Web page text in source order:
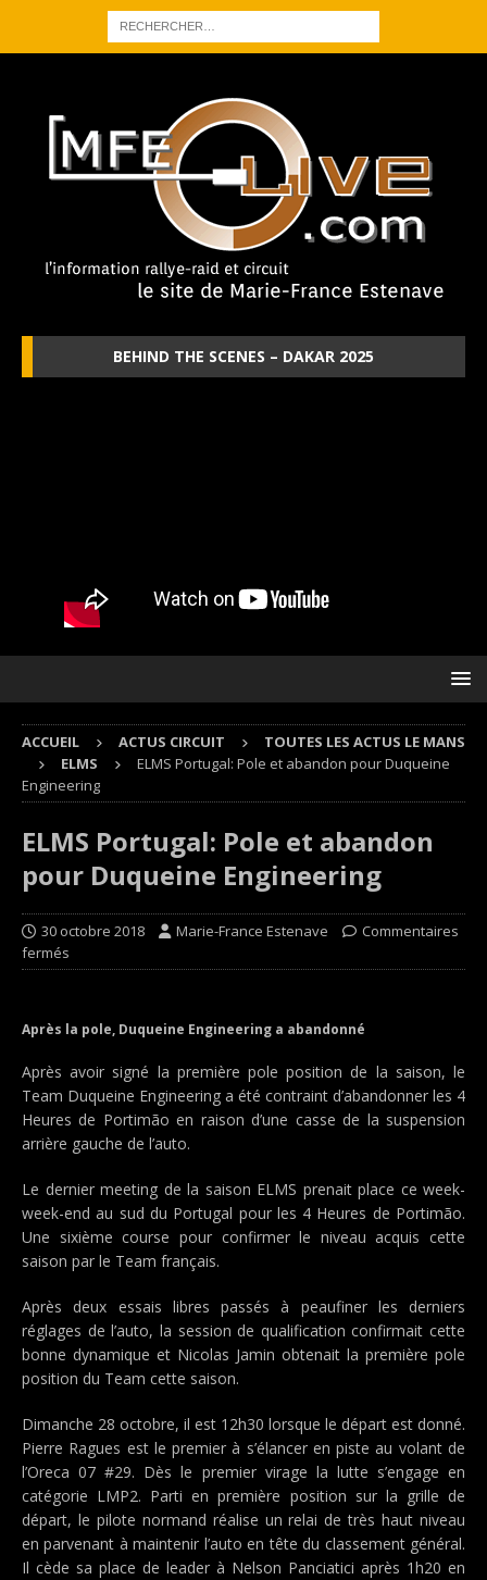
BEHIND THE SCENES – DAKAR 2025
ACCUEIL ACTUS CIRCUIT
TOUTES LES ACTUS LE MANS
ELMS
ELMS Portugal: Pole et abandon pour Duqueine
Engineering
ELMS Portugal: Pole et abandon
pour Duqueine Engineering
30 octobre 2018 Marie-France Estenave
Commentaires
fermés
Après la pole, Duqueine Engineering a abandonné
Après avoir signé la première pole position de la saison, le
Team Duqueine Engineering a été contraint d’abandonner les 4
Heures de Portimão en raison d’une casse de la suspension
arrière gauche de l’auto.
Le dernier meeting de la saison ELMS prenait place ce week-
week-end au sud du Portugal pour les 4 Heures de Portimão.
Une sixième course pour confirmer le niveau acquis cette
saison par le Team français.
Après deux essais libres passés à peaufiner les derniers
réglages de l’auto, la session de qualification confirmait cette
bonne dynamique et Nicolas Jamin obtenait la première pole
position du Team cette saison.
Dimanche 28 octobre, il est 12h30 lorsque le départ est donné.
Pierre Ragues est le premier à s’élancer en piste au volant de
l’Oreca 07 #29. Dès le premier virage la lutte s’engage en
catégorie LMP2. Parti en première position sur la grille de
départ, le pilote normand réalise un relai de très haut niveau
en parvenant à maintenir l’auto en tête du classement général.
Il cède sa place de leader à Nelson Panciatici après 1h20 en